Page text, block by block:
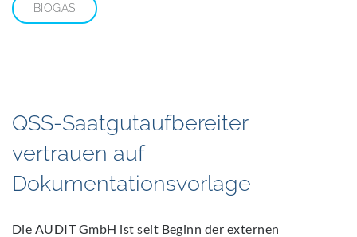
BIOGAS
QSS-Saatgutaufbereiter
vertrauen auf
Dokumentationsvorlage
Die AUDIT GmbH ist seit Beginn der externen